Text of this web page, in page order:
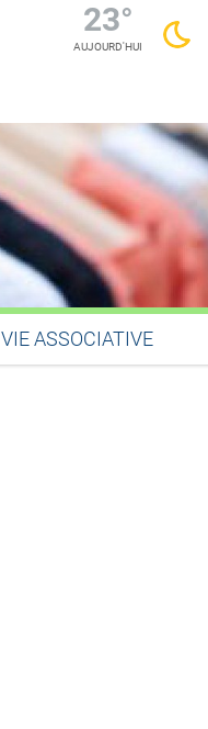
23°
AUJOURD'HUI
VIE ASSOCIATIVE